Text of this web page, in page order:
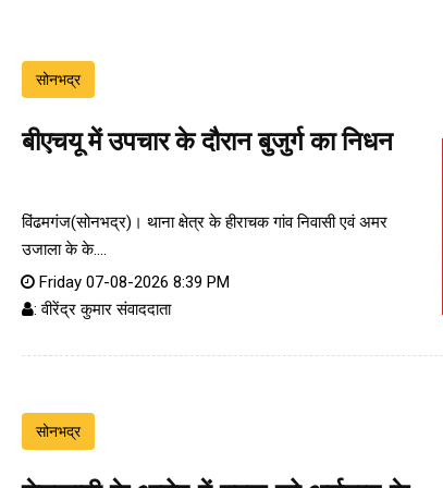
सोनभद्र
बीएचयू में उपचार के दौरान बुजुर्ग का निधन
विंढमगंज(सोनभद्र)। थाना क्षेत्र के हीराचक गांव निवासी एवं अमर
उजाला के के....
Friday 07-08-2026 8:39 PM
: वीरेंद्र कुमार संवाददाता
सोनभद्र